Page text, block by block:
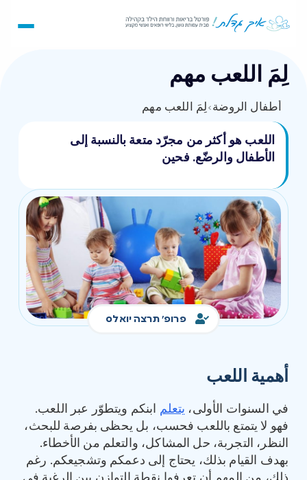
لِمَ اللعب مهم
أطفال الروضة›لِمَ اللعب مهم
اللعب هو أكثر من مجرّد متعة بالنسبة إلى
الأطفال والرضّع. فحين
פרופ' תרצה יואלס
أهمية اللعب
في السنوات الأولى، يتعلم ابنكم ويتطوّر عبر اللعب.
فهو لا يتمتع باللعب فحسب، بل يحظى بفرصة للبحث،
النظر، التجربة، حل المشاكل، والتعلم من الأخطاء.
بهدف القيام بذلك، يحتاج إلى دعمكم وتشجيعكم. رغم